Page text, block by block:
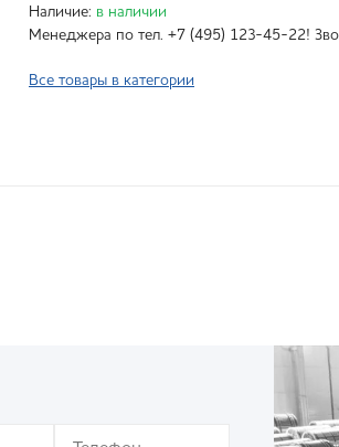
Наличие: в наличии
Менеджера по тел. +7 (495) 123-45-22!
Все товары в категории